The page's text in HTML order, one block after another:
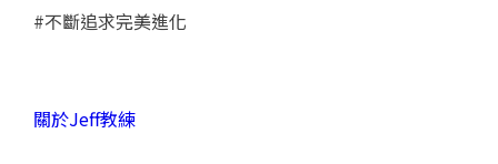
#不斷追求完美進化
關於Jeff教練